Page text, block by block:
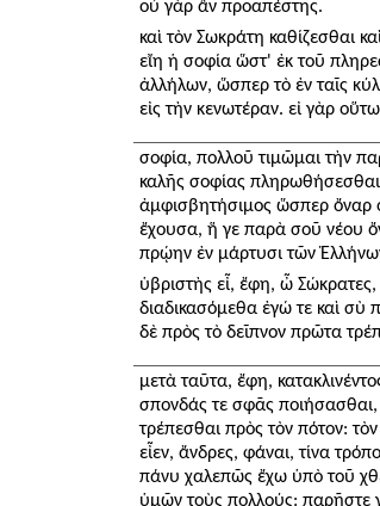
οὐ γὰρ ἂν προαπέστης.
καὶ τὸν Σωκράτη καθίζεσθαι
εἴη ἡ σοφία ὥστ' ἐκ τοῦ
ἀλλήλων, ὥσπερ τὸ ἐν ταῖς
εἰς τὴν κενωτέραν. εἰ γὰρ
σοφία, πολλοῦ τιμῶμαι τὴν
καλῆς σοφίας
ἀμφισβητήσιμος ὥσπερ ὄναρ
ἔχουσα, ἥ γε παρὰ σοῦ νέου
πρῴην ἐν μάρτυσι τῶν
ὑβριστὴς εἶ, ἔφη, ὦ
διαδικασόμεθα ἐγώ τε καὶ σὺ
δὲ πρὸς τὸ δεῖπνον πρῶτα
μετὰ ταῦτα, ἔφη,
σπονδάς τε σφᾶς ποιήσασθαι,
τρέπεσθαι πρὸς τὸν πότον:
εἶεν, ἄνδρες, φάναι, τίνα
πάνυ χαλεπῶς ἔχω ὑπὸ τοῦ
ὑμῶν τοὺς πολλούς: παρῆστε